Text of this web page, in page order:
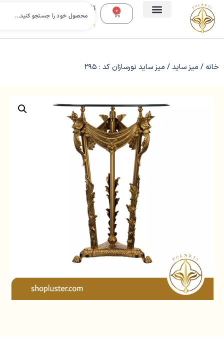
0 تلفن
تماس:
09112988638
خانه / میز ساید/ میز ساید نورسازان کد : 295